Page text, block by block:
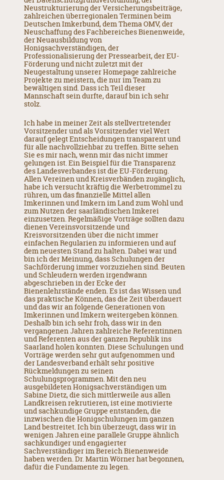
Neustrukturierung der Versicherungsbeiträge,
zahlreichen überregionalen Terminen beim
Deutschen Imkerbund, dem Thema OMV, der
Neuschaffung des Fachbereiches Bienenweide,
der Neuausbildung von
Honigsachverständigen, der
Professionalisierung der Pressearbeit, der EU-
Förderung und nicht zuletzt mit der
Neugestaltung unserer Homepage zahlreiche
Projekte zu meistern, die nur im Team zu
bewältigen sind. Dass ich Teil dieser
Mannschaft sein durfte, darauf bin ich sehr
stolz.
Ich habe in meiner Zeit als stellvertretender
Vorsitzender und als Vorsitzender viel Wert
darauf gelegt Entscheidungen transparent und
für alle nachvollziehbar zu treffen. Bitte sehen
Sie es mir nach, wenn mir das nicht immer
gelungen ist. Ein Beispiel für die Transparenz
des Landesverbandes ist die EU-Förderung.
Allen Vereinen und Kreisverbänden zugänglich,
habe ich versucht kräftig die Werbetrommel zu
rühren, um das finanzielle Mittel allen
Imkerinnen und Imkern im Land zum Wohl und
zum Nutzen der saarländischen Imkerei
einzusetzen. Regelmäßige Vorträge sollten dazu
dienen Vereinsvorsitzende und
Kreisvorsitzenden über die nicht immer
einfachen Regularien zu informieren und auf
dem neuesten Stand zu halten. Dabei war und
bin ich der Meinung, dass Schulungen der
Sachförderung immer vorzuziehen sind. Beuten
und Schleudern werden irgendwann
abgeschrieben in der Ecke der
Bienenlehrstände enden. Es ist das Wissen und
das praktische Können, das die Zeit überdauert
und das wir an folgende Generationen von
Imkerinnen und Imkern weitergeben können.
Deshalb bin ich sehr froh, dass wir in den
vergangenen Jahren zahlreiche Referentinnen
und Referenten aus der ganzen Republik ins
Saarland holen konnten. Diese Schulungen und
Vorträge werden sehr gut aufgenommen und
der Landesverband erhält sehr positive
Rückmeldungen zu seinen
Schulungsprogrammen. Mit den neu
ausgebildeten Honigsachverständigen um
Sabine Dietz, die sich mittlerweile aus allen
Landkreisen rekrutieren, ist eine motivierte
und sachkundige Gruppe entstanden, die
inzwischen die Honigschulungen im ganzen
Land bestreitet. Ich bin überzeugt, dass wir in
wenigen Jahren eine parallele Gruppe ähnlich
sachkundiger und engagierter
Sachverständiger im Bereich Bienenweide
haben werden. Dr. Martin Wörner hat begonnen,
dafür die Fundamente zu legen.